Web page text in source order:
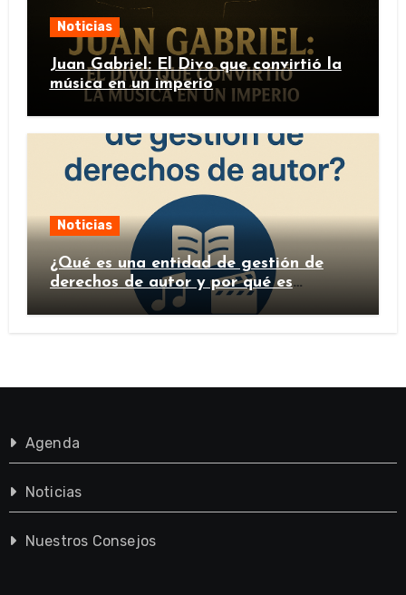
Noticias
Juan Gabriel: El Divo que convirtió la
música en un imperio
Noticias
¿Qué es una entidad de gestión de
derechos de autor y por qué es
importante?
Agenda
Noticias
Nuestros Consejos